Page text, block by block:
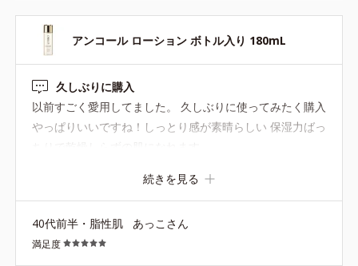
アンコール ローション ボトル入り 180mL
久しぶりに購入
以前すごく愛用してました。 久しぶりに使ってみたく購入
やっぱりいいですね！しっとり感が素晴らしい 保湿力ばっ
続きを見る
40代前半・脂性肌 あっこさん
満足度